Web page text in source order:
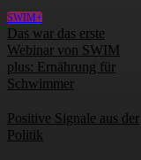
SWIM+
Das war das erste
Webinar von SWIM
plus: Ernährung für
Schwimmer
Positive Signale aus der
Politik